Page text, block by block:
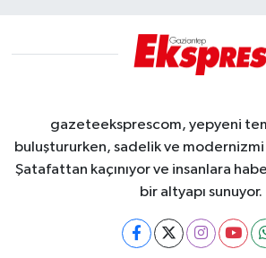
gazeteeksprescom, yepyeni
buluştururken, sadelik ve
Şatafattan kaçınıyor ve insanlara
bir altyapı sunuyor.